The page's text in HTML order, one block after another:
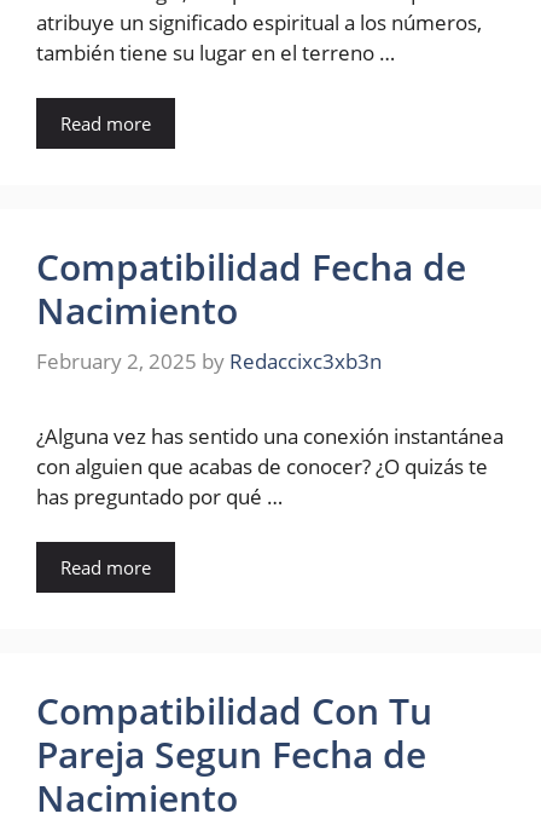
atribuye un significado espiritual a los números,
también tiene su lugar en el terreno …
Read more
Compatibilidad Fecha de
Nacimiento
February 2, 2025 by Redaccixc3xb3n
¿Alguna vez has sentido una conexión instantánea
con alguien que acabas de conocer? ¿O quizás te
has preguntado por qué …
Read more
Compatibilidad Con Tu
Pareja Segun Fecha de
Nacimiento